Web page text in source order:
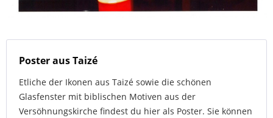
Poster aus Taizé
Etliche der Ikonen aus Taizé sowie die schönen
Glasfenster mit biblischen Motiven aus der
Versöhnungskirche findest du hier als Poster. Sie können